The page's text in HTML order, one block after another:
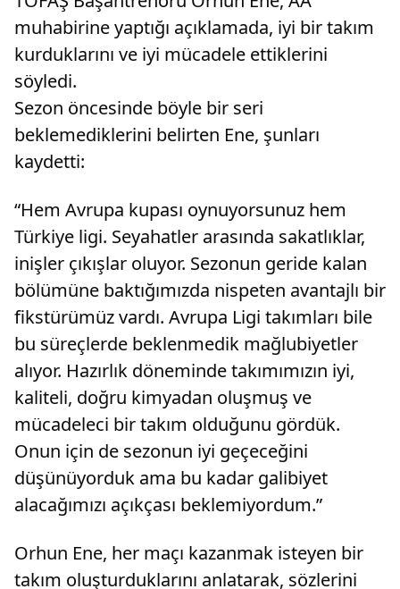
muhabirine yaptığı açıklamada, iyi bir takım
kurduklarını ve iyi mücadele ettiklerini
söyledi.
Sezon öncesinde böyle bir seri
beklemediklerini belirten Ene, şunları
kaydetti:
“Hem Avrupa kupası oynuyorsunuz hem
Türkiye ligi. Seyahatler arasında sakatlıklar,
inişler çıkışlar oluyor. Sezonun geride kalan
bölümüne baktığımızda nispeten avantajlı bir
fikstürümüz vardı. Avrupa Ligi takımları bile
bu süreçlerde beklenmedik mağlubiyetler
alıyor. Hazırlık döneminde takımımızın iyi,
kaliteli, doğru kimyadan oluşmuş ve
mücadeleci bir takım olduğunu gördük.
Onun için de sezonun iyi geçeceğini
düşünüyorduk ama bu kadar galibiyet
alacağımızı açıkçası beklemiyordum.”
Orhun Ene, her maçı kazanmak isteyen bir
takım oluşturduklarını anlatarak, sözlerini